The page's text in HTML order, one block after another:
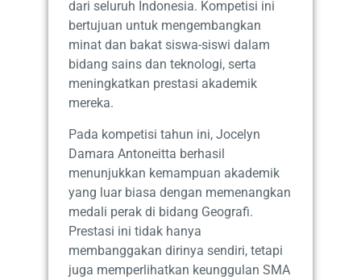
dari seluruh Indonesia. Kompetisi ini
bertujuan untuk mengembangkan
minat dan bakat siswa-siswi dalam
bidang sains dan teknologi, serta
meningkatkan prestasi akademik
mereka.
Pada kompetisi tahun ini, Jocelyn
Damara Antoneitta berhasil
menunjukkan kemampuan akademik
yang luar biasa dengan memenangkan
medali perak di bidang Geografi.
Prestasi ini tidak hanya
membanggakan dirinya sendiri, tetapi
juga memperlihatkan keunggulan SMA